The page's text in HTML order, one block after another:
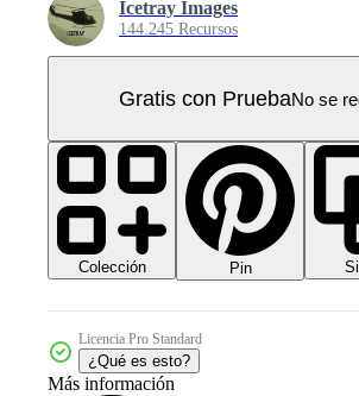
Icetray Images
144.245 Recursos
Gratis con PruebaNo se
Colección Pin
Licencia Pro Standard
¿Qué es esto?
Más información